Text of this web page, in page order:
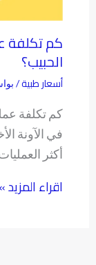
كم
الحبيب؟
أسعار طبية/
كم تكلفة
في الآونة
أكثر
اقراء المزيد »